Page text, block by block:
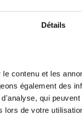
Détails
contenu et les
également des
qui
lors de votre